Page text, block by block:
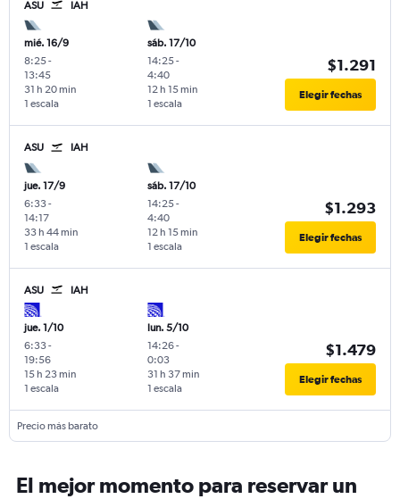
ASU IAH
mié. 16/9
8:25-
13:45
1 escala
31 h 20 min
sáb. 17/10
14:25-
4:40
1 escala
12 h 15 min
$1.291
Elegir fechas
ASU IAH
jue. 17/9
6:33-
14:17
1 escala
33 h 44 min
sáb. 17/10
14:25-
4:40
1 escala
12 h 15 min
$1.293
Elegir fechas
ASU IAH
jue. 1/10
6:33-
19:56
1 escala
15 h 23 min
lun. 5/10
14:26-
0:03
1 escala
31 h 37 min
$1.479
Elegir fechas
Precio más barato
El mejor momento para reservar un